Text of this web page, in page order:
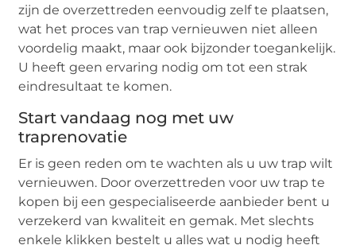
zijn de overzettreden eenvoudig zelf te plaatsen,
wat het proces van trap vernieuwen niet alleen
voordelig maakt, maar ook bijzonder toegankelijk.
U heeft geen ervaring nodig om tot een strak
eindresultaat te komen.
Start vandaag nog met uw
traprenovatie
Er is geen reden om te wachten als u uw trap wilt
vernieuwen. Door overzettreden voor uw trap te
kopen bij een gespecialiseerde aanbieder bent u
verzekerd van kwaliteit en gemak. Met slechts
enkele klikken bestelt u alles wat u nodig heeft